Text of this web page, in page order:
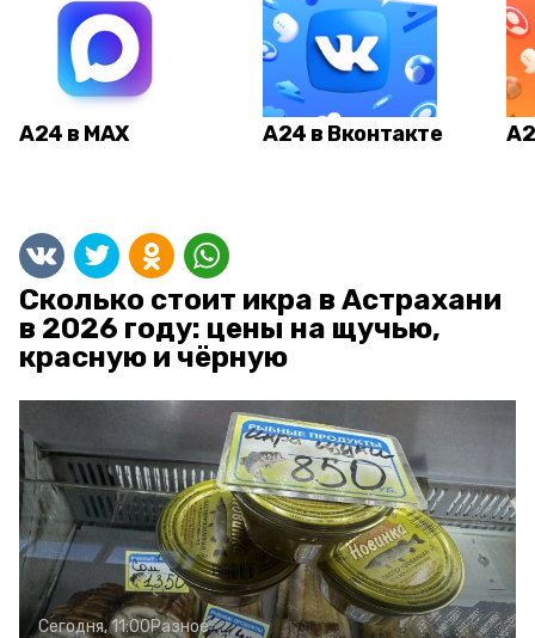
А24 в MAX А24 в Вконтакте
Сколько стоит икра в Астрахани
в 2026 году: цены на щучью,
красную и чёрную
Сегодня, 11:00Разное